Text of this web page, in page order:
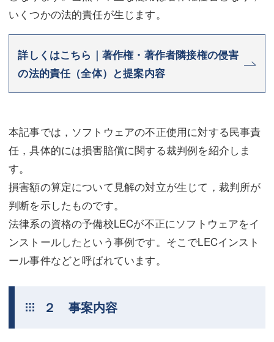
債務整理
マスコミ取材・実績
東京事務所 (新宿・四谷)
埼玉事務所 (さいたま市)
川口事務所（埼玉県川口市）
マスコミ取材・実績
アクセス
埼玉事務所 (さいたま市)
川口事務所（埼玉県川口市）
お問い合せフォーム
いくつかの法的責任が生じます。
詳しくはこちら｜著作権・著作者隣接権の侵害
の法的責任（全体）と提案内容
本記事では，ソフトウェアの不正使用に対する民事責
任，具体的には損害賠償に関する裁判例を紹介しま
す。
損害額の算定について見解の対立が生じて，裁判所が
判断を示したものです。
法律系の資格の予備校LECが不正にソフトウェアをイ
ンストールしたという事例です。そこでLECインスト
ール事件などと呼ばれています。
２ 事案内容